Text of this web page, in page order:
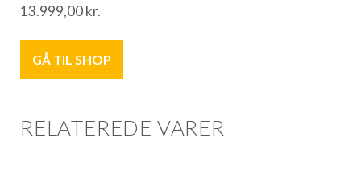
13.999,00kr.
GÅ TIL SHOP
RELATEREDE VARER